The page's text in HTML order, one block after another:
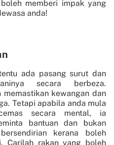
memberi impak yang
anda!
ada pasang surut dan
secara berbeza.
memastikan kewangan dan
Tetapi apabila anda mula
secara mental, ia
bantuan dan bukan
kerana boleh
Carilah rakan yang boleh